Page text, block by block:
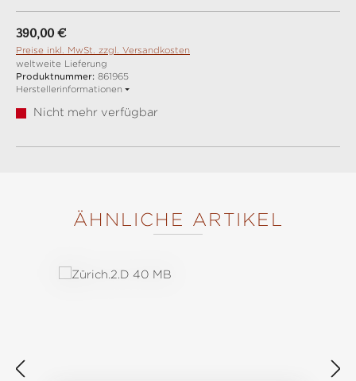
Regulärer Preis:
390,00 €
Preise inkl. MwSt. zzgl. Versandkosten
weltweite Lieferung
Produktnummer: 861965
Herstellerinformationen
Nicht mehr verfügbar
ÄHNLICHE ARTIKEL